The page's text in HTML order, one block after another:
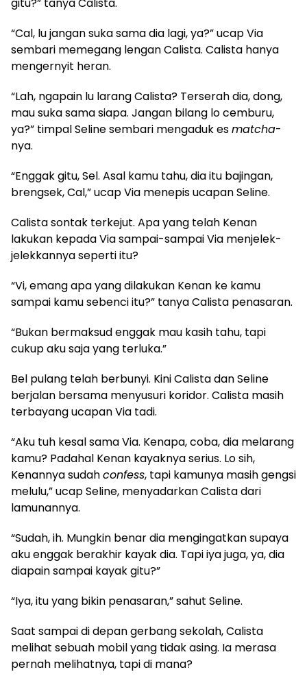
​“Cal, lu jangan suka sama dia lagi, ya?” ucap Via
sembari memegang lengan Calista. Calista hanya
mengernyit heran.
​“Lah, ngapain lu larang Calista? Terserah dia, dong,
mau suka sama siapa. Jangan bilang lo cemburu,
ya?” timpal Seline sembari mengaduk esmatcha-
nya.
​“Enggak gitu, Sel. Asal kamu tahu, dia itu bajingan,
brengsek, Cal,” ucap Via menepis ucapan Seline.
​Calista sontak terkejut. Apa yang telah Kenan
lakukan kepada Via sampai-sampai Via menjelek-
jelekkannya seperti itu?
​“Vi, emang apa yang dilakukan Kenan ke kamu
sampai kamu sebenci itu?” tanya Calista penasaran.
​“Bukan bermaksud enggak mau kasih tahu, tapi
cukup aku saja yang terluka.”
​Bel pulang telah berbunyi. Kini Calista dan Seline
berjalan bersama menyusuri koridor. Calista masih
terbayang ucapan Via tadi.
​“Aku tuh kesal sama Via. Kenapa, coba, dia melarang
kamu? Padahal Kenan kayaknya serius. Lo sih,
Kenannya sudahconfess, tapi kamunya masih gengsi
melulu,” ucap Seline, menyadarkan Calista dari
lamunannya.
​“Sudah, ih. Mungkin benar dia mengingatkan supaya
aku enggak berakhir kayak dia. Tapi iya juga, ya, dia
diapain sampai kayak gitu?”
​“Iya, itu yang bikin penasaran,” sahut Seline.
​Saat sampai di depan gerbang sekolah, Calista
melihat sebuah mobil yang tidak asing. Ia merasa
pernah melihatnya, tapi di mana?